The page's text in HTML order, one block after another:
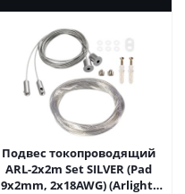
Подвес токопроводящий
ARL-2x2m Set SILVER (Pad
9x2mm, 2x18AWG) (Arlight,